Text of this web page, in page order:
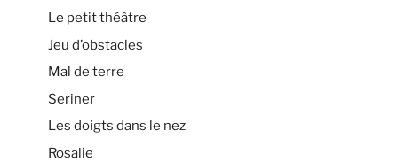
Le petit théâtre
Jeu d’obstacles
Mal de terre
Seriner
Les doigts dans le nez
Rosalie